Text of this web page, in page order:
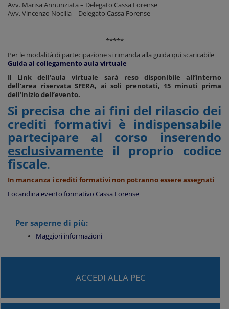
Avv. Marisa Annunziata – Delegato Cassa Forense
Avv. Vincenzo Nocilla – Delegato Cassa Forense
*****
Per le modalità di partecipazione si rimanda alla guida qui scaricabile
Guida al collegamento aula virtuale
Il Link dell’aula virtuale sarà reso disponibile all’interno
dell’area riservata SFERA, ai soli prenotati, 15 minuti prima
dell’inizio dell’evento.
Si precisa che ai fini del rilascio dei
crediti formativi è indispensabile
partecipare al corso inserendo
esclusivamente il proprio codice
fiscale.
In mancanza i crediti formativi non potranno essere assegnati
Locandina evento formativo Cassa Forense
Per saperne di più:
Maggiori informazioni
ACCEDI ALLA PEC